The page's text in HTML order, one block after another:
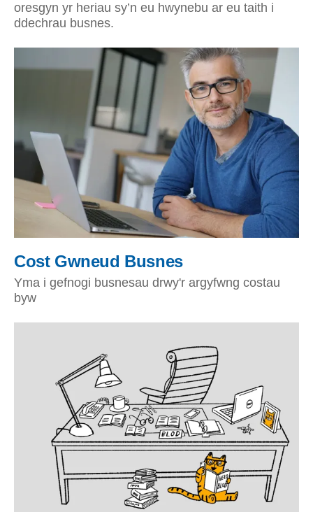
oresgyn yr heriau sy’n eu hwynebu ar eu taith i
ddechrau busnes.
Cost Gwneud Busnes
Yma i gefnogi busnesau drwy'r argyfwng costau
byw